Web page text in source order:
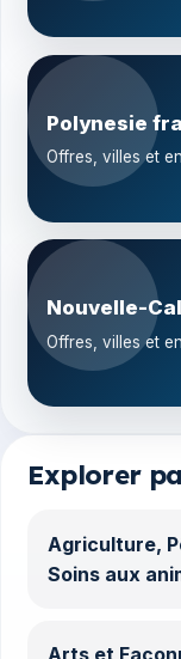
Polynesie
Offres, villes et
Nouvelle-
Offres, villes et
Explorer
Agriculture,
Soins aux